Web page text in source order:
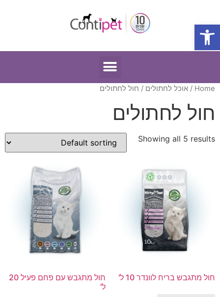
פתח סרגל נגישות
Home
/ אוכל לחתולים / חול לחתולים
חול לחתולים
Showing all 5 results
חול מתגבש בריח לוונדר 10 ל'
חול מתגבש עם פחם פעיל 20
ל'